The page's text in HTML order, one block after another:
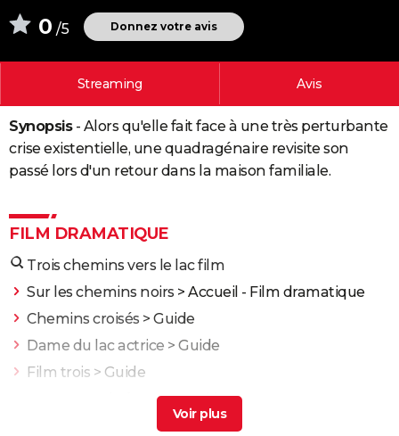
Destinations
City break
Voyage nature
Voyage de noces
Forum
Climat
+
PHOTO
CARTE DE VOEUX
Carte de Noël
Carte Bonne année
Carte Saint-Valentin
Carte Pâques
Carte d'anniversaire
DICTIONNAIRE
COPAINS D'AVANT
S'inscrire
Se connecter
Lycées
Collèges
Primaires
Universités
Entreprises
Service militaire
Avis de recherche
AVIS DE DÉCÈS
FORUM
Bricolage
Lifestyle
Culture
Sport
Auto
Television
Voyage
Cinema
0 /5 Donnez votre avis
Streaming Avis
Synopsis- Alors qu'elle fait face à une très perturbante
crise existentielle, une quadragénaire revisite son
passé lors d'un retour dans la maison familiale.
FILM DRAMATIQUE
Trois chemins vers le lac film
Sur les chemins noirs > Accueil - Film dramatique
Chemins croisés > Guide
Dame du lac actrice > Guide
Film trois > Guide
Retour vers le futur 2> Guide
L'Odyssée : "chef d'oeuvre épique", "expérience